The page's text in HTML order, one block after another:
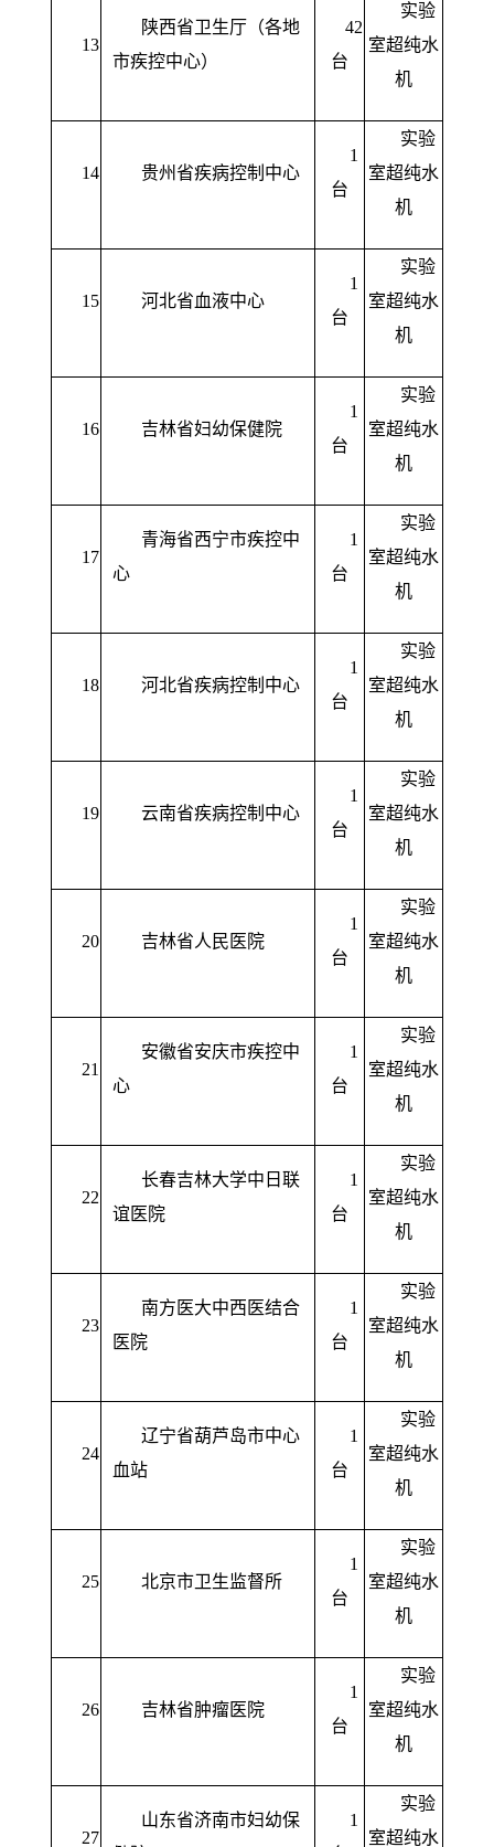
13
陕西省卫生厅（各地
市疾控中心）
42
台
实验
室超纯水
机
14 贵州省疾病控制中心
1
台
实验
室超纯水
机
15 河北省血液中心
1
台
实验
室超纯水
机
16 吉林省妇幼保健院
1
台
实验
室超纯水
机
17
青海省西宁市疾控中
心
1
台
实验
室超纯水
机
18 河北省疾病控制中心
1
台
实验
室超纯水
机
19 云南省疾病控制中心
1
台
实验
室超纯水
机
20 吉林省人民医院
1
台
实验
室超纯水
机
21
安徽省安庆市疾控中
心
1
台
实验
室超纯水
机
22
长春吉林大学中日联
谊医院
1
台
实验
室超纯水
机
23
南方医大中西医结合
医院
1
台
实验
室超纯水
机
24
辽宁省葫芦岛市中心
血站
1
台
实验
室超纯水
机
25 北京市卫生监督所
1
台
实验
室超纯水
机
26 吉林省肿瘤医院
1
台
实验
室超纯水
机
27
山东省济南市妇幼保
1
实验
室超纯水